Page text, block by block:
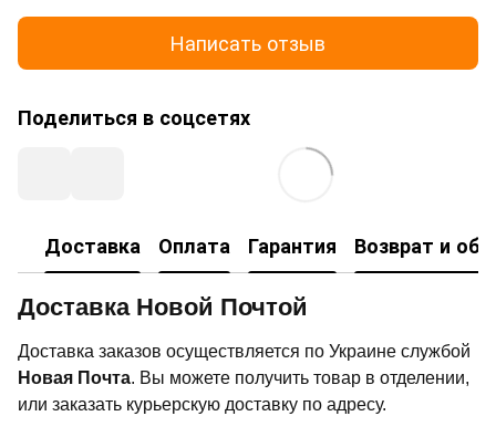
Написать отзыв
Поделиться в соцсетях
Доставка Оплата Гарантия Возврат и
Доставка Новой Почтой
Доставка заказов осуществляется по Украине службой
Новая Почта. Вы можете получить товар в отделении,
или заказать курьерскую доставку по адресу.